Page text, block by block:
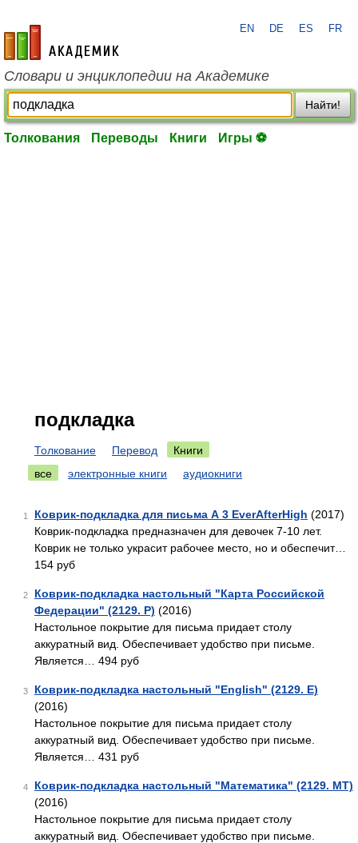
academic.ru
EN DE ES FR
Словари и энциклопедии на Академике
Найти!
Толкования Переводы Книги Игры ⚽
подкладка
Толкование Перевод
Книги
все
электронные книги аудиокниги
1 Коврик-подкладка для письма А 3 EverAfterHigh (2017)
Коврик-подкладка предназначен для девочек 7-10 лет.
Коврик не только украсит рабочее место, но и обеспечит…
154 руб
2
Коврик-подкладка настольный "Карта Российской
Федерации" (2129. Р) (2016)
Настольное покрытие для письма придает столу
аккуратный вид. Обеспечивает удобство при письме.
Является… 494 руб
3
Коврик-подкладка настольный "English" (2129. Е)
(2016)
Настольное покрытие для письма придает столу
аккуратный вид. Обеспечивает удобство при письме.
Является… 431 руб
4
Коврик-подкладка настольный "Математика" (2129. МТ)
(2016)
Настольное покрытие для письма придает столу
аккуратный вид. Обеспечивает удобство при письме.